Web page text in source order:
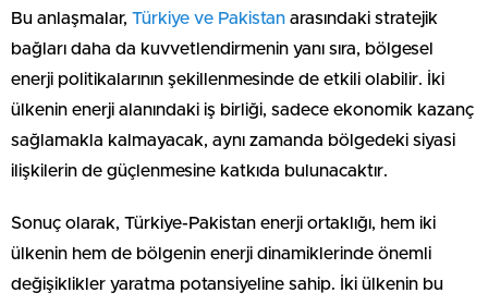
Bu anlaşmalar, Türkiye ve Pakistan arasındaki stratejik
bağları daha da kuvvetlendirmenin yanı sıra, bölgesel
enerji politikalarının şekillenmesinde de etkili olabilir. İki
ülkenin enerji alanındaki iş birliği, sadece ekonomik kazanç
sağlamakla kalmayacak, aynı zamanda bölgedeki siyasi
ilişkilerin de güçlenmesine katkıda bulunacaktır.
Sonuç olarak, Türkiye-Pakistan enerji ortaklığı, hem iki
ülkenin hem de bölgenin enerji dinamiklerinde önemli
değişiklikler yaratma potansiyeline sahip. İki ülkenin bu